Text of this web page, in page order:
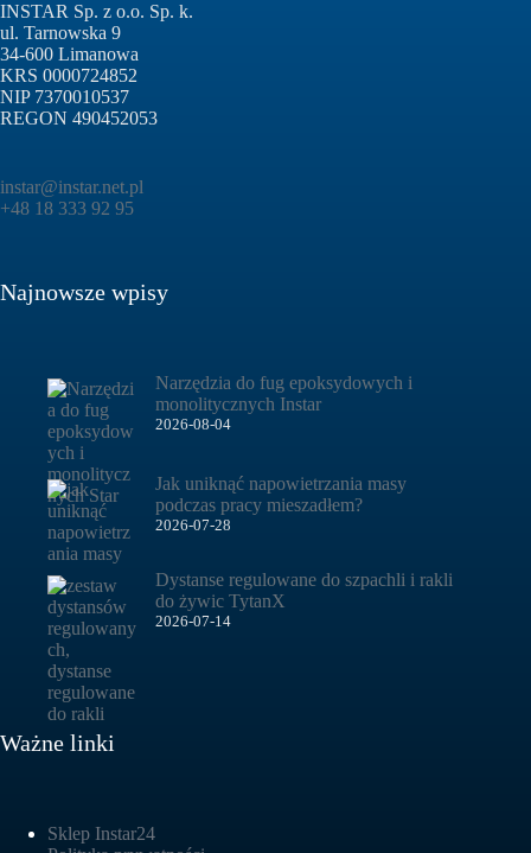
INSTAR Sp. z o.o. Sp. k.
ul. Tarnowska 9
34-600 Limanowa
KRS 0000724852
NIP 7370010537
REGON 490452053
instar@instar.net.pl
+48 18 333 92 95
Najnowsze wpisy
Narzędzia do fug epoksydowych i
monolitycznych Instar
2026-08-04
Jak uniknąć napowietrzania masy
podczas pracy mieszadłem?
2026-07-28
Dystanse regulowane do szpachli i rakli
do żywic TytanX
2026-07-14
Ważne linki
Sklep Instar24